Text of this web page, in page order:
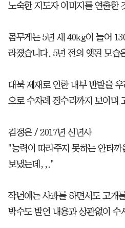
노숙한 지도자 이미지를 연출한
몸무게는 5년 새 40kg이 늘어
라졌습니다. 5년 전의 앳된 모습
대북 제재로 인한 내부 반발을
으로 수차례 정수리까지 보이며
김정은 / 2017년 신년사
"능력이 따라주지 못하는 안타
보냈는데,,."
작년에는 사과를 하면서도 고개
박수도 발언 내용과 상관없이 수